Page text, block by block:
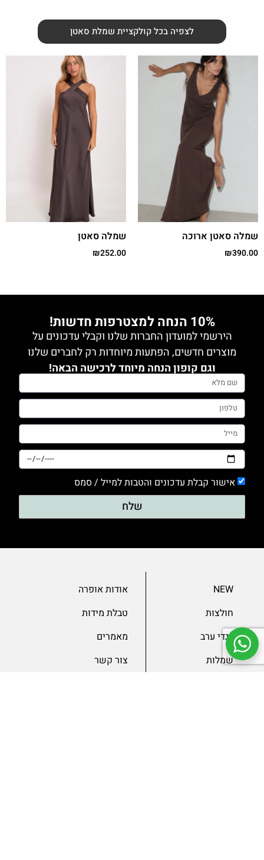
לצפיה בכל קולקציית שמלת סאטן
שמלה סאטן ארוכה
₪390.00
שמלה סאטן
₪252.00
10% הנחה למצטרפות חדשות!
הירשמי למועדון החברות שלנו וקבלי עדכונים על
מוצרים חדשים, הפתעות מיוחדות רק לחברים שלנו
וגם קופון הנחה מיוחד לרכישה הבאה!
אישור קבלת עדכונים והטבות למייל / סמס
שלח
NEW
חולצות
בגדי ערב
שמלות
אודות אופרה
טבלת מידות
מאמרים
צור קשר